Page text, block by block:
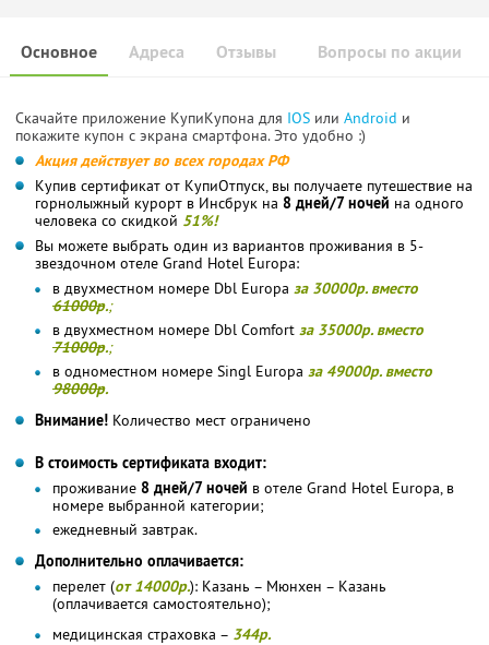
Основное Отзывы Вопросы по акции
Адреса
Скачайте приложение КупиКупона для IOS или Android и
покажите купон с экрана смартфона. Это удобно :)
Акция действует во всех городах РФ
Купив сертификат от КупиОтпуск, вы получаете путешествие на
горнолыжный курорт в Инсбрук на 8 дней/7 ночей на одного
человека со скидкой 51%!
Вы можете выбрать один из вариантов проживания в 5-
звездочном отеле Grand Hotel Europa:
в двухместном номере Dbl Europa за 30000р. вместо
61000р.;
в двухместном номере Dbl Comfort за 35000р. вместо
71000р.;
в одноместном номере Singl Europa за 49000р. вместо
98000р.
Внимание! Количество мест ограничено
В стоимость сертификата входит:
проживание 8 дней/7 ночей в отеле Grand Hotel Europa, в
номере выбранной категории;
ежедневный завтрак.
Дополнительно оплачивается:
перелет (от 14000р.): Казань – Мюнхен – Казань
(оплачивается самостоятельно);
медицинская страховка – 344р.